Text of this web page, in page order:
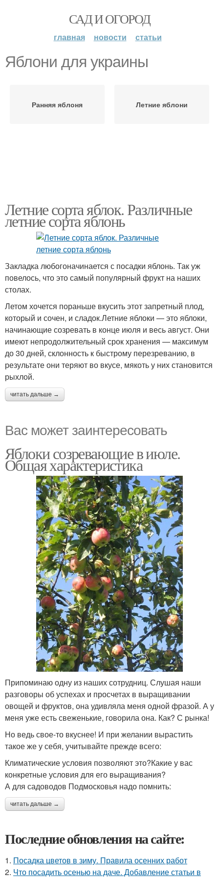
САД И ОГОРОД
главная новости статьи
Яблони для украины
Ранняя яблоня Летние яблони
Летние сорта яблок. Различные
летние сорта яблонь
Закладка любогоначинается с посадки яблонь. Так уж
повелось, что это самый популярный фрукт на наших
столах.
Летом хочется пораньше вкусить этот запретный плод,
который и сочен, и сладок.Летние яблоки — это яблоки,
начинающие созревать в конце июля и весь август. Они
имеют непродолжительный срок хранения — максимум
до 30 дней, склонность к быстрому перезреванию, в
результате они теряют во вкусе, мякоть у них становится
рыхлой.
читать дальше →
Вас может заинтересовать
Яблоки созревающие в июле.
Общая характеристика
Припоминаю одну из наших сотрудниц. Слушая наши
разговоры об успехах и просчетах в выращивании
овощей и фруктов, она удивляла меня одной фразой. А у
меня уже есть свеженькие, говорила она. Как? С рынка!
Но ведь свое-то вкуснее! И при желании вырастить
такое же у себя, учитывайте прежде всего:
Климатические условия позволяют это?Какие у вас
конкретные условия для его выращивания?
А для садоводов Подмосковья надо помнить:
читать дальше →
Последние обновления на сайте:
1. Посадка цветов в зиму. Правила осенних работ
2. Что посадить осенью на даче. Добавление статьи в